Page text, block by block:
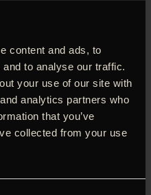
content and ads, to
to analyse our traffic.
your use of our site with
analytics partners who
that you’ve
collected from your use
meget rørende
Louise Kidde Sauntved,